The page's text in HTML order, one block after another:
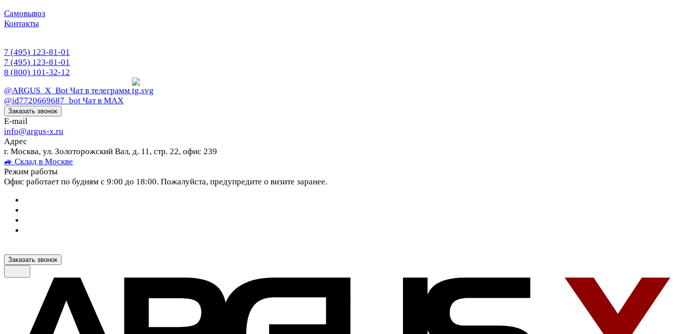
Самовывоз
Контакты
7 (495) 123-81-01
7 (495) 123-81-01
8 (800) 101-32-12
@ARGUS_X_Bot Чат в телеграмм
@id7720669687_bot Чат в МАХ
Заказать звонок
E-mail
info@argus-x.ru
Адрес
г. Москва, ул. Золоторожский Вал, д. 11, стр. 22, офис 239
🚙 Склад в Москве
Режим работы
Офис работает по будням с 9:00 до 18:00. Пожалуйста, предупредите о визите заранее.
Заказать звонок